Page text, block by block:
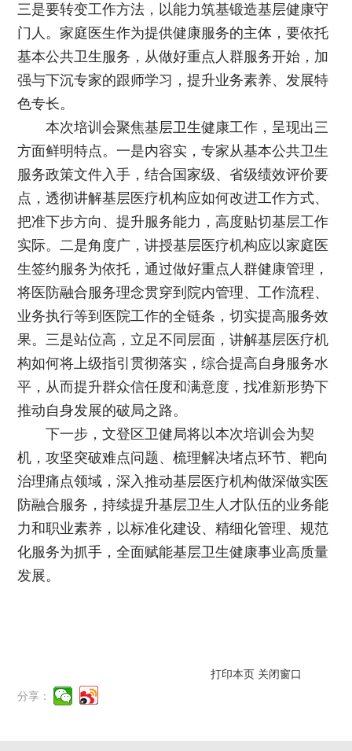
三是要转变工作方法，以能力筑基锻造基层健康守
门人。家庭医生作为提供健康服务的主体，要依托
基本公共卫生服务，从做好重点人群服务开始，加
强与下沉专家的跟师学习，提升业务素养、发展特
色专长。
本次培训会聚焦基层卫生健康工作，呈现出三
方面鲜明特点。一是内容实，专家从基本公共卫生
服务政策文件入手，结合国家级、省级绩效评价要
点，透彻讲解基层医疗机构应如何改进工作方式、
把准下步方向、提升服务能力，高度贴切基层工作
实际。二是角度广，讲授基层医疗机构应以家庭医
生签约服务为依托，通过做好重点人群健康管理，
将医防融合服务理念贯穿到院内管理、工作流程、
业务执行等到医院工作的全链条，切实提高服务效
果。三是站位高，立足不同层面，讲解基层医疗机
构如何将上级指引贯彻落实，综合提高自身服务水
平，从而提升群众信任度和满意度，找准新形势下
推动自身发展的破局之路。
下一步，文登区卫健局将以本次培训会为契
机，攻坚突破难点问题、梳理解决堵点环节、靶向
治理痛点领域，深入推动基层医疗机构做深做实医
防融合服务，持续提升基层卫生人才队伍的业务能
力和职业素养，以标准化建设、精细化管理、规范
化服务为抓手，全面赋能基层卫生健康事业高质量
发展。
打印本页 关闭窗口
分享：